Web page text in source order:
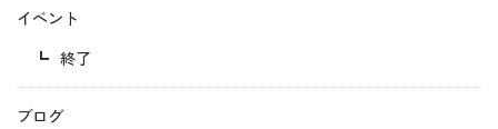
イベント
終了
ブログ